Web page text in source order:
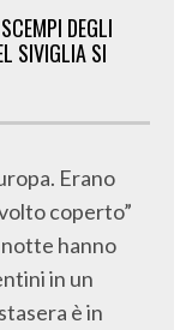
DEGLI
SIVIGLIA SI
Erano
coperto”
notte hanno
in un
è in